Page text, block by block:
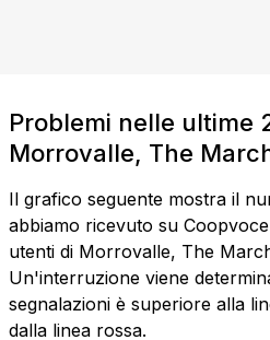
Problemi nelle ultime
Morrovalle, The
Il grafico seguente mostra il
abbiamo ricevuto su
utenti di Morrovalle, The
Un'interruzione viene
segnalazioni è superiore alla
dalla linea rossa.